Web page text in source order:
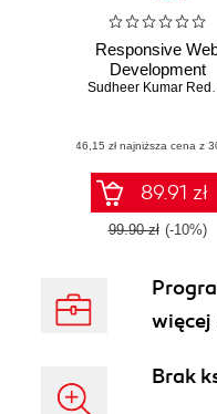
Responsive
Development
(46,15 zł najniższa cena z
89.91 zł
99.90 zł (-10%)
więcej
Brak